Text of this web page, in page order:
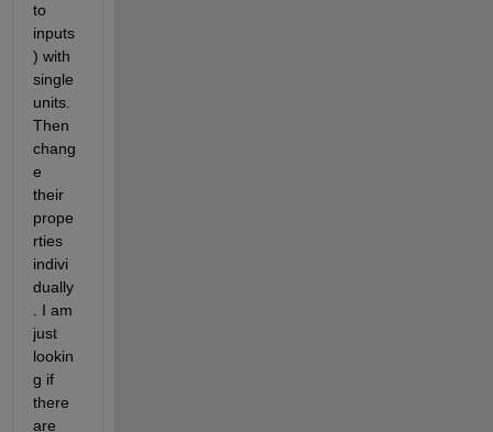
to
inputs
) with
single
units.
Then
chang
e
their
prope
rties
indivi
dually
. I am
just
lookin
g if
there
are